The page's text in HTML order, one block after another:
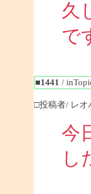
久
で
■1441 /
□投稿者/ レオ
今
し